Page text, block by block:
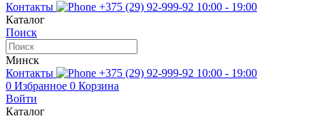
Контакты +375 (29) 92-999-92 10:00 - 19:00
Каталог
Поиск
Минск
Контакты
+375 (29) 92-999-92 10:00 - 19:00
0 Избранное 0 Корзина
Войти
Каталог